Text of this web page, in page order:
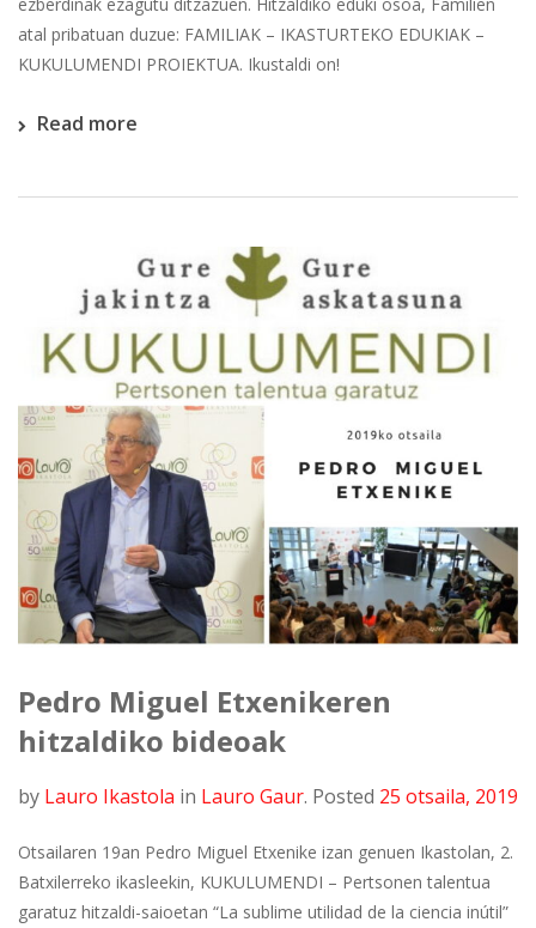
ezberdinak ezagutu ditzazuen. Hitzaldiko eduki osoa, Familien
atal pribatuan duzue: FAMILIAK – IKASTURTEKO EDUKIAK –
KUKULUMENDI PROIEKTUA. Ikustaldi on!
Read more
Pedro Miguel Etxenikeren
hitzaldiko bideoak
by Lauro Ikastola in Lauro Gaur. Posted 25 otsaila, 2019
Otsailaren 19an Pedro Miguel Etxenike izan genuen Ikastolan, 2.
Batxilerreko ikasleekin, KUKULUMENDI – Pertsonen talentua
garatuz hitzaldi-saioetan “La sublime utilidad de la ciencia inútil”